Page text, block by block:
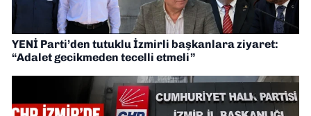
YENİ Parti’den tutuklu İzmirli başkanlara ziyaret:
“Adalet gecikmeden tecelli etmeli”